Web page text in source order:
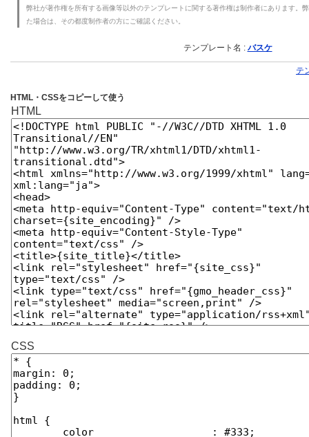
弊社が著作権を所有する画像等以外のテンプレートに関する著作権は制作者にあります。
た場合は、その都度制作者の方にご確認ください。
テンプレート名 : バスケ
テ
HTML・CSSをコピーして使う
HTML
CSS